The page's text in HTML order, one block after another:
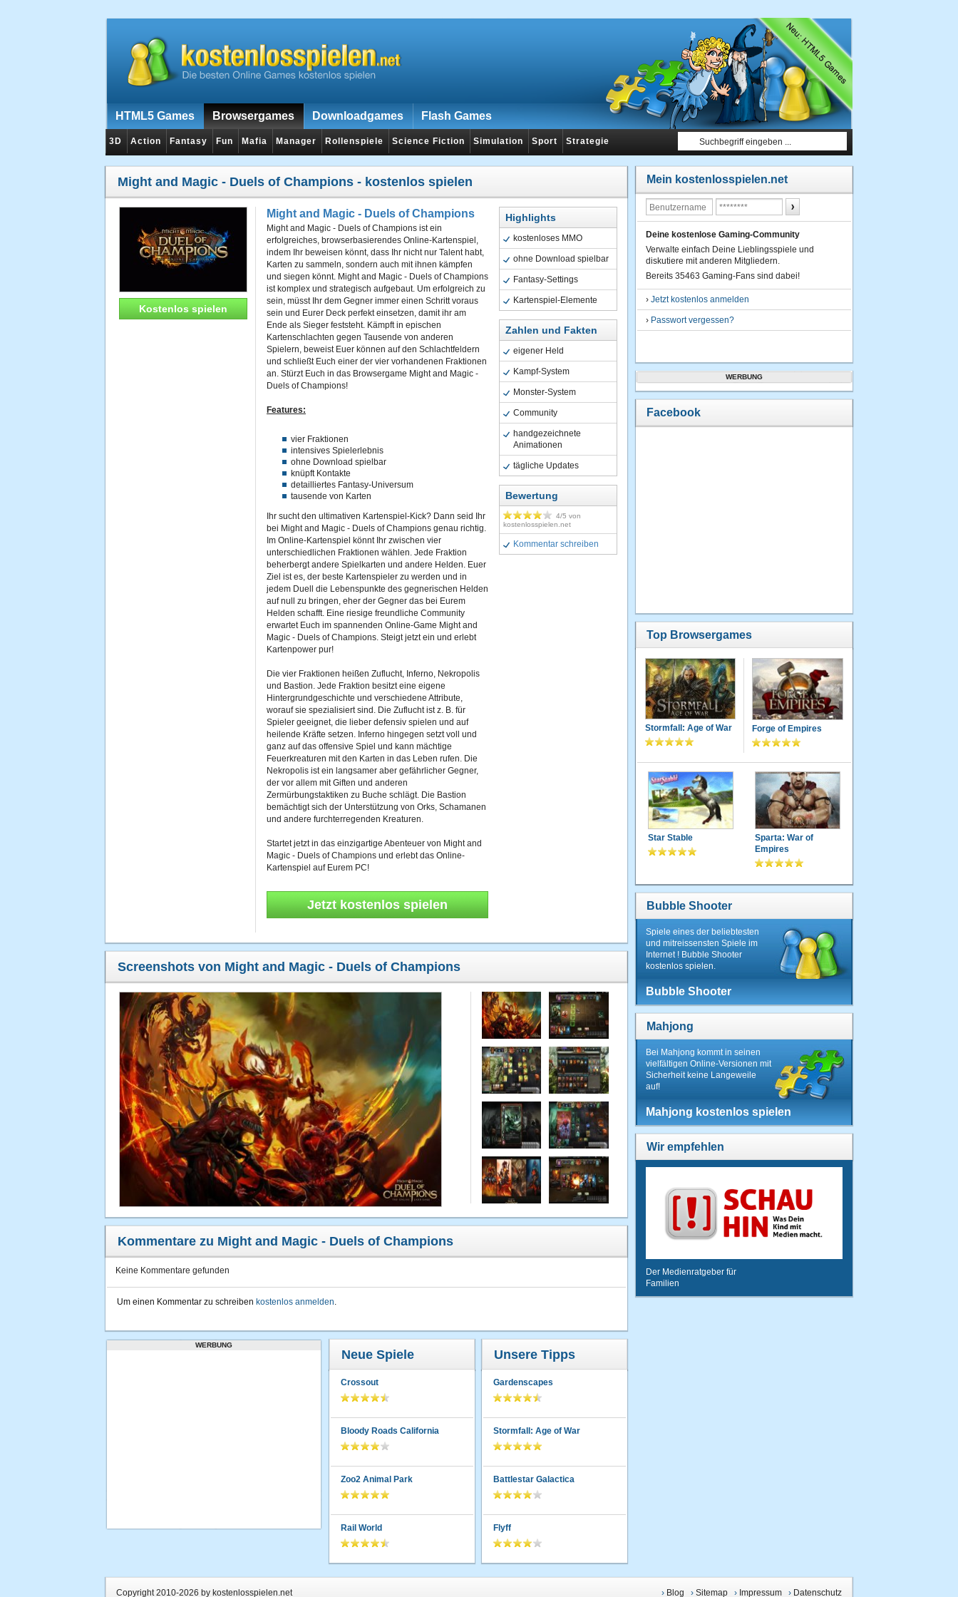
HTML5 Games Browsergames Downloadgames Flash Games
3D Action Fantasy Fun Mafia Manager Rollenspiele Science Fiction Simulation Sport Strategie
Might and Magic - Duels of Champions - kostenlos spielen
Kostenlos spielen
Might and Magic - Duels of Champions
Might and Magic - Duels of Champions ist ein
erfolgreiches, browserbasierendes Online-Kartenspiel,
indem Ihr beweisen könnt, dass Ihr nicht nur Talent habt,
Karten zu sammeln, sondern auch mit ihnen kämpfen
und siegen könnt. Might and Magic - Duels of Champions
ist komplex und strategisch aufgebaut. Um erfolgreich zu
sein, müsst Ihr dem Gegner immer einen Schritt voraus
sein und Eurer Deck perfekt einsetzen, damit ihr am
Ende als Sieger feststeht. Kämpft in epischen
Kartenschlachten gegen Tausende von anderen
Spielern, beweist Euer können auf den Schlachtfeldern
und schließt Euch einer der vier vorhandenen Fraktionen
an. Stürzt Euch in das Browsergame Might and Magic -
Duels of Champions!
Features:
vier Fraktionen
intensives Spielerlebnis
ohne Download spielbar
knüpft Kontakte
detailliertes Fantasy-Universum
tausende von Karten
Ihr sucht den ultimativen Kartenspiel-Kick? Dann seid Ihr
bei Might and Magic - Duels of Champions genau richtig.
Im Online-Kartenspiel könnt Ihr zwischen vier
unterschiedlichen Fraktionen wählen. Jede Fraktion
beherbergt andere Spielkarten und andere Helden. Euer
Ziel ist es, der beste Kartenspieler zu werden und in
jedem Duell die Lebenspunkte des gegnerischen Helden
auf null zu bringen, eher der Gegner das bei Eurem
Helden schafft. Eine riesige freundliche Community
erwartet Euch im spannenden Online-Game Might and
Magic - Duels of Champions. Steigt jetzt ein und erlebt
Kartenpower pur!
Die vier Fraktionen heißen Zuflucht, Inferno, Nekropolis
und Bastion. Jede Fraktion besitzt eine eigene
Hintergrundgeschichte und verschiedene Attribute,
worauf sie spezialisiert sind. Die Zuflucht ist z. B. für
Spieler geeignet, die lieber defensiv spielen und auf
heilende Kräfte setzen. Inferno hingegen setzt voll und
ganz auf das offensive Spiel und kann mächtige
Feuerkreaturen mit den Karten in das Leben rufen. Die
Nekropolis ist ein langsamer aber gefährlicher Gegner,
der vor allem mit Giften und anderen
Zermürbungstaktiken zu Buche schlägt. Die Bastion
bemächtigt sich der Unterstützung von Orks, Schamanen
und andere furchterregenden Kreaturen.
Startet jetzt in das einzigartige Abenteuer von Might and
Magic - Duels of Champions und erlebt das Online-
Kartenspiel auf Eurem PC!
Jetzt kostenlos spielen
Highlights
kostenloses MMO
ohne Download spielbar
Fantasy-Settings
Kartenspiel-Elemente
Zahlen und Fakten
eigener Held
Kampf-System
Monster-System
Community
handgezeichnete
Animationen
tägliche Updates
Bewertung
4/5 von
kostenlosspielen.net
Kommentar schreiben
Screenshots von Might and Magic - Duels of Champions
Kommentare zu Might and Magic - Duels of Champions
Keine Kommentare gefunden
Um einen Kommentar zu schreiben kostenlos anmelden.
WERBUNG
Neue Spiele
Crossout
Bloody Roads California
Zoo2 Animal Park
Rail World
Unsere Tipps
Gardenscapes
Stormfall: Age of War
Battlestar Galactica
Flyff
Mein kostenlosspielen.net
Deine kostenlose Gaming-Community
Verwalte einfach Deine Lieblingsspiele und
diskutiere mit anderen Mitgliedern.
Bereits 35463 Gaming-Fans sind dabei!
› Jetzt kostenlos anmelden
› Passwort vergessen?
WERBUNG
Facebook
Top Browsergames
Stormfall: Age of War Forge of Empires
Star Stable
Sparta: War of
Empires
Bubble Shooter
Spiele eines der beliebtesten
und mitreissensten Spiele im
Internet ! Bubble Shooter
kostenlos spielen.
Bubble Shooter
Mahjong
Bei Mahjong kommt in seinen
vielfältigen Online-Versionen mit
Sicherheit keine Langeweile
auf!
Mahjong kostenlos spielen
Wir empfehlen
Der Medienratgeber für
Familien
Copyright 2010-2026 by kostenlosspielen.net › Blog › Sitemap › Impressum › Datenschutz